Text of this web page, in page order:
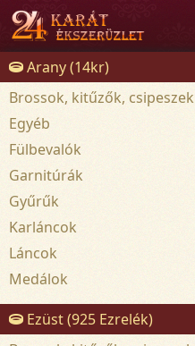
Arany (14kr)
Brossok, kitűzők, csipeszek
Egyéb
Fülbevalók
Garnitúrák
Gyűrűk
Karláncok
Láncok
Medálok
Ezüst (925 Ezrelék)